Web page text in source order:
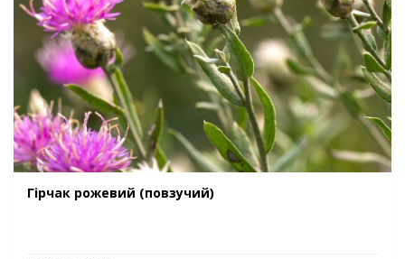
Гірчак рожевий (повзучий)